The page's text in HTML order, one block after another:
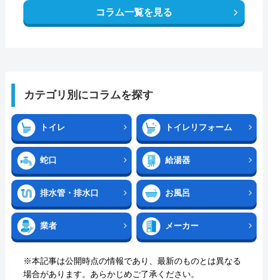
コラム一覧を見る
カテゴリ別にコラムを探す
トイレ トイレリフォーム
蛇口 給湯器
排水管・排水口 お風呂
業者 メーカー
※本記事は公開時点の情報であり、最新のものとは異なる
場合があります。あらかじめご了承ください。